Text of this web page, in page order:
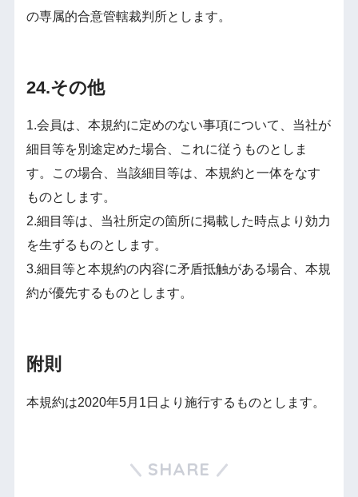
の専属的合意管轄裁判所とします。
24.その他
1.会員は、本規約に定めのない事項について、当社が
細目等を別途定めた場合、これに従うものとしま
す。この場合、当該細目等は、本規約と一体をなす
ものとします。
2.細目等は、当社所定の箇所に掲載した時点より効力
を生ずるものとします。
3.細目等と本規約の内容に矛盾抵触がある場合、本規
約が優先するものとします。
附則
本規約は2020年5月1日より施行するものとします。
SHARE